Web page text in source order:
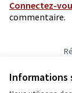
Informations
Connectez-
commentaire.